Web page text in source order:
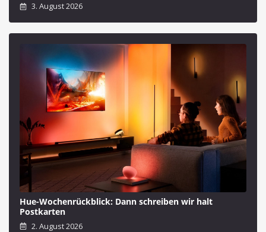
3. August 2026
Hue-Wochenrückblick: Dann schreiben wir halt
Postkarten
2. August 2026